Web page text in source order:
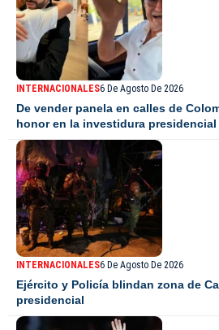
INTERNACIONALES6 De Agosto De 2026
De vender panela en calles de
honor en la investidura presidencial
INTERNACIONALES6 De Agosto De 2026
Ejército y Policía blindan zona de
presidencial